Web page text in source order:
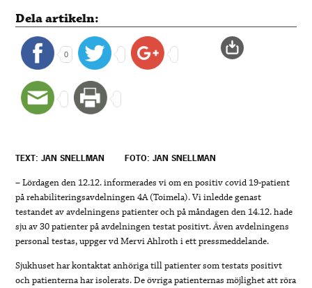
Dela artikeln:
0
TEXT: JAN SNELLMAN FOTO: JAN SNELLMAN
– Lördagen den 12.12. informerades vi om en positiv covid 19-patient
på rehabiliteringsavdelningen 4A (Toimela). Vi inledde genast
testandet av avdelningens patienter och på måndagen den 14.12. hade
sju av 30 patienter på avdelningen testat positivt. Även avdelningens
personal testas, uppger vd Mervi Ahlroth i ett pressmeddelande.
Sjukhuset har kontaktat anhöriga till patienter som testats positivt
och patienterna har isolerats. De övriga patienternas möjlighet att röra